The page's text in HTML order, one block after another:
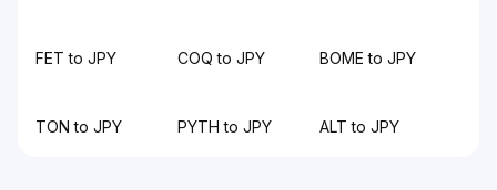
FET to JPY COQ to JPY BOME to JPY
TON to JPY PYTH to JPY ALT to JPY